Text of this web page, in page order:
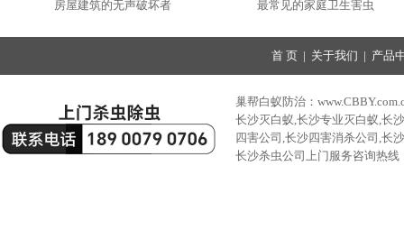
房屋建筑的无声破坏者 最常见的家庭卫生害虫
首 页 | 关于我们 | 产品
巢帮白蚁防治：
长沙灭白蚁,长沙专业灭白蚁,长
四害公司,长沙四害消杀公司,长
长沙杀虫公司上门服务咨询热